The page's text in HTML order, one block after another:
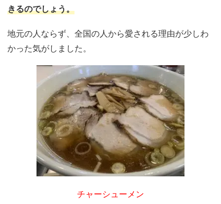
きるのでしょう。
地元の人ならず、全国の人から愛される理由が少しわ
かった気がしました。
チャーシューメン